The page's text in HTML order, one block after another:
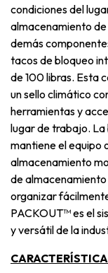
condiciones del
almacenamiento
demás
tacos de bloqueo
de 100 libras. Esta
un sello climático
herramientas y
lugar de trabajo.
mantiene el equipo
almacenamiento
de
organizar
PACKOUT™ es el
y versátil de la